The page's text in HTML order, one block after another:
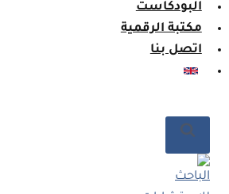
البودكاست
مكتبة الرقمية
اتصل بنا